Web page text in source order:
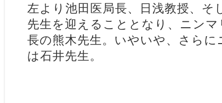
左より池田医局長、日浅教授、そ
先生を迎えることとなり、ニン
長の熊木先生。いやいや、さら
は石井先生。